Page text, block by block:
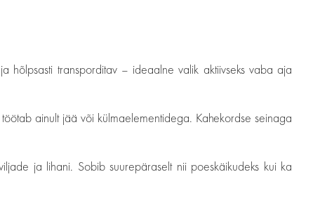
hõlpsasti transporditav – ideaalne valik aktiivseks vaba aja
ainult jää või külmaelementidega. Kahekordse seinaga
ja lihani. Sobib suurepäraselt nii poeskäikudeks kui ka